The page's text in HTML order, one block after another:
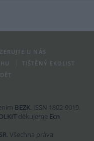
U NÁS
TIŠTĚNÝ EKOLIST
BEZK. ISSN 1802-9019.
děkujeme Ecn
. Všechna práva